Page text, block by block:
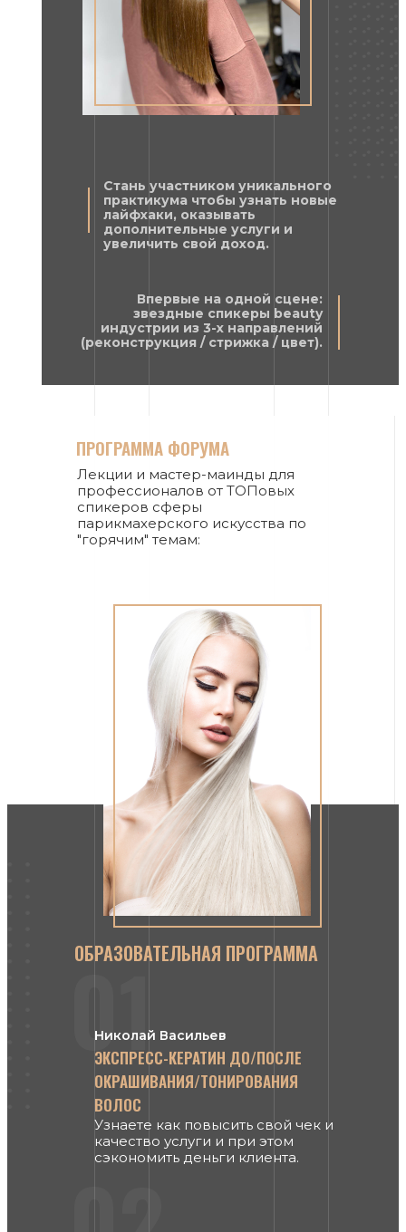
Стань участником уникального
практикума чтобы узнать новые
лайфхаки, оказывать
дополнительные услуги и
увеличить свой доход.
Впервые на одной сцене:
звездные спикеры beauty
индустрии из 3-х направлений
(реконструкция / стрижка / цвет).
ПРОГРАММА ФОРУМА
Лекции и мастер-маинды для
профессионалов от ТОПовых
спикеров сферы
парикмахерского искусства по
"горячим" темам:
ЭКСПРЕСС-КЕРАТИН ДО/ПОСЛЕ
ОКРАШИВАНИЯ/ТОНИРОВАНИЯ
ВОЛОС
Узнаете как повысить свой чек и
качество услуги и при этом
сэкономить деньги клиента.
01
Николай Васильев
ОБРАЗОВАТЕЛЬНАЯ ПРОГРАММА